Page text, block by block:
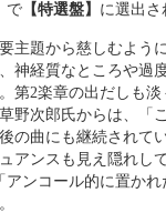
で 【特選盤】 に選出さ
主題から慈しむよう
神経質なところや過
第2楽章の出だしも
野次郎氏からは、「
の曲にも継続されて
アンスも見え隠れ
ンコール的に置か